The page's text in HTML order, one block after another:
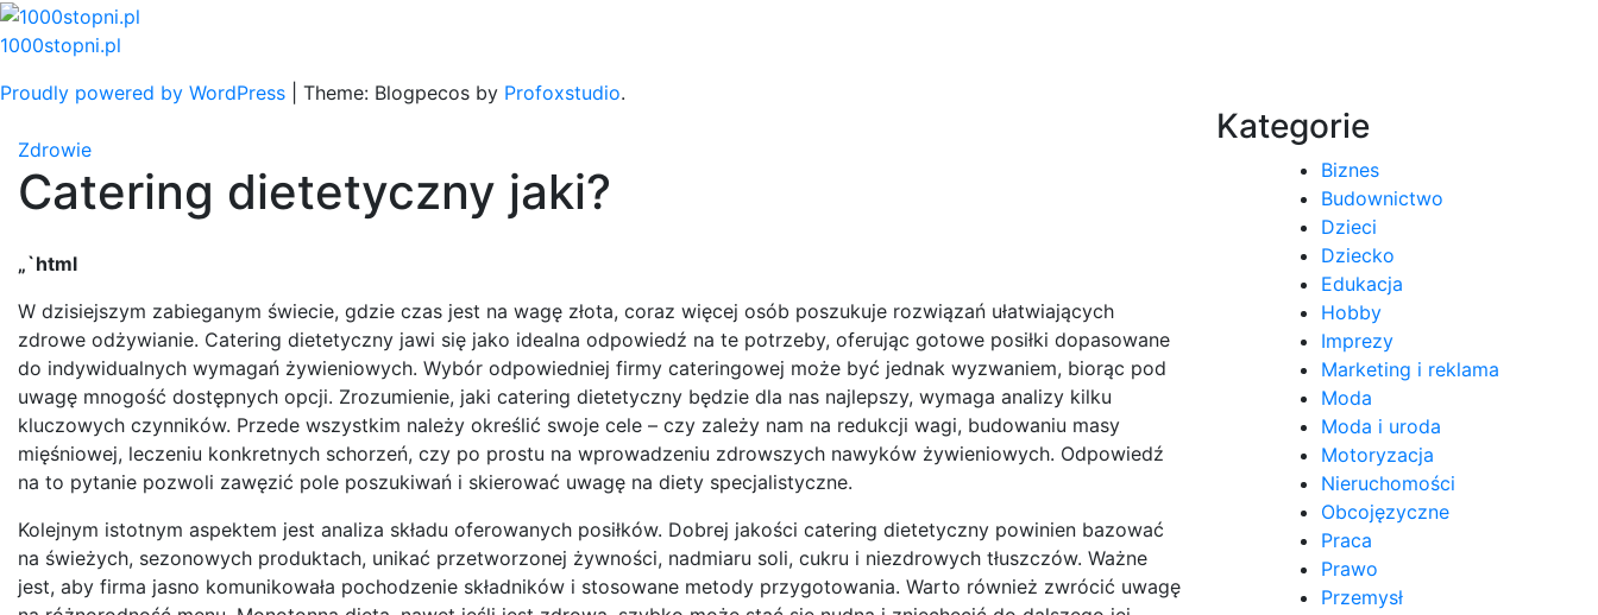
Skip
to
1000stopni.pl
Proudly powered by WordPress
Theme: Blogpecos by Profoxstudio.
Zdrowie
Catering dietetyczny jaki?
„`html
W dzisiejszym zabieganym świecie, gdzie czas jest na wagę złota, coraz więcej osób poszukuje rozwiązań ułatwiających
zdrowe odżywianie. Catering dietetyczny jawi się jako idealna odpowiedź na te potrzeby, oferując gotowe posiłki dopasowane
do indywidualnych wymagań żywieniowych. Wybór odpowiedniej firmy cateringowej może być jednak wyzwaniem, biorąc pod
uwagę mnogość dostępnych opcji. Zrozumienie, jaki catering dietetyczny będzie dla nas najlepszy, wymaga analizy kilku
kluczowych czynników. Przede wszystkim należy określić swoje cele – czy zależy nam na redukcji wagi, budowaniu masy
mięśniowej, leczeniu konkretnych schorzeń, czy po prostu na wprowadzeniu zdrowszych nawyków żywieniowych. Odpowiedź
na to pytanie pozwoli zawęzić pole poszukiwań i skierować uwagę na diety specjalistyczne.
Kolejnym istotnym aspektem jest analiza składu oferowanych posiłków. Dobrej jakości catering dietetyczny powinien bazować
na świeżych, sezonowych produktach, unikać przetworzonej żywności, nadmiaru soli, cukru i niezdrowych tłuszczów. Ważne
jest, aby firma jasno komunikowała pochodzenie składników i stosowane metody przygotowania. Warto również zwrócić uwagę
Kategorie
Biznes
Budownictwo
Dzieci
Dziecko
Edukacja
Hobby
Imprezy
Marketing i reklama
Moda
Moda i uroda
Motoryzacja
Nieruchomości
Obcojęzyczne
Praca
Prawo
Przemysł